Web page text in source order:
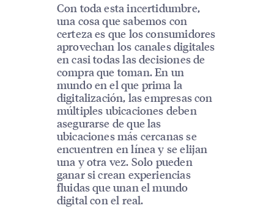
Con toda esta incertidumbre,
una cosa que sabemos con
certeza es que los consumidores
aprovechan los canales digitales
en casi todas las decisiones de
compra que toman. En un
mundo en el que prima la
digitalización, las empresas con
múltiples ubicaciones deben
asegurarse de que las
ubicaciones más cercanas se
encuentren en línea y se elijan
una y otra vez. Solo pueden
ganar si crean experiencias
fluidas que unan el mundo
digital con el real.